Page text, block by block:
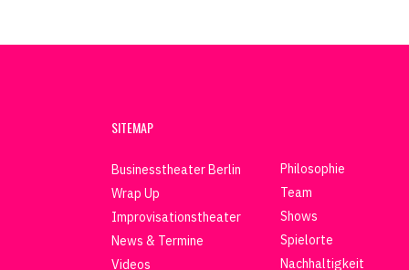
SITEMAP
Businesstheater Berlin
Wrap Up
Improvisationstheater
News & Termine
Videos
Philosophie
Team
Shows
Spielorte
Nachhaltigkeit